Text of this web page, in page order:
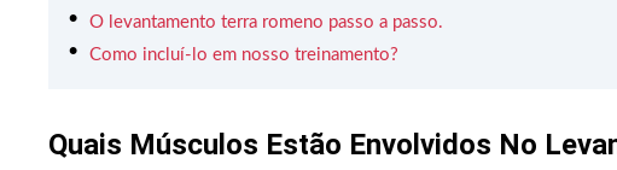
O levantamento terra romeno passo a passo.
Como incluí-lo em nosso treinamento?
Quais Músculos Estão Envolvidos No